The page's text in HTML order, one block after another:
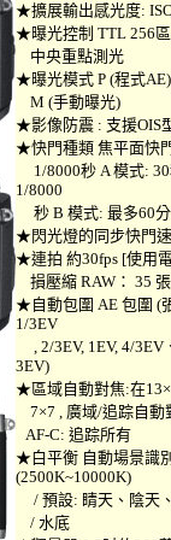
★擴展輸出感光度:
★曝光控制 TTL 256
中央重點測光
★曝光模式 P (程式
M (手動曝光)
★影像防震 : 支援OIS
★快門種類 焦平面快
1/8000秒 A 模式: 30
1/8000
秒 B 模式: 最多60
★閃光燈的同步快門
★連拍 約30fps [使用
損壓縮 RAW： 35
★自動包圍 AE 包圍 (
1/3EV
, 2/3EV, 1EV, 4/3EV
3EV)
★區域自動對焦:在
7×7 , 廣域/追踪自動
AF-C: 追踪所有
★白平衡 自動場景識
(2500K~10000K)
/ 預設: 睛天、陰天
/ 水底